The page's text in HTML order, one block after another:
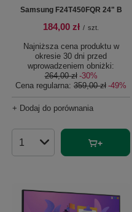
Samsung F24T450FQR 24" B
184,00 zł / szt.
Najniższa cena produktu w
okresie 30 dni przed
wprowadzeniem obniżki:
264,00 zł -30%
Cena regularna: 359,00 zł -49%
+ Dodaj do porównania
Ilość produktów